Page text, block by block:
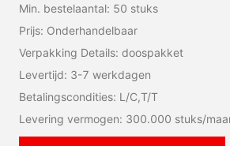
Min. bestelaantal: 50 stuks
Prijs: Onderhandelbaar
Verpakking Details: doospakket
Levertijd: 3-7 werkdagen
Betalingscondities: L/C,T/T
Levering vermogen: 300.000 stuks/